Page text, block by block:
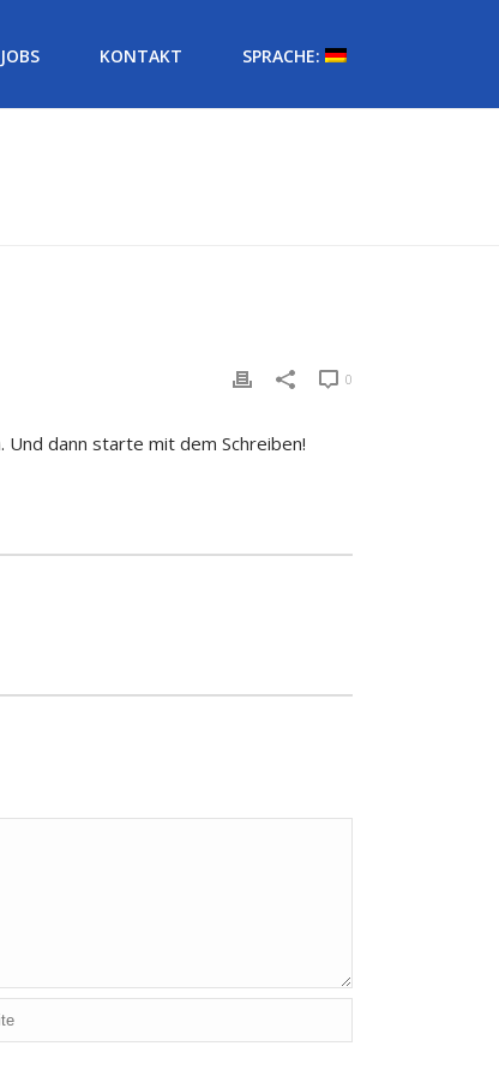
JOBS KONTAKT SPRACHE:
0
dann starte mit dem Schreiben!